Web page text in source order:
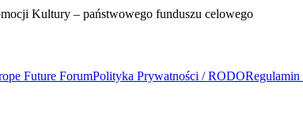
Kultury – państwowego funduszu celowego
Future ForumPolityka Prywatności / RODORegulamin